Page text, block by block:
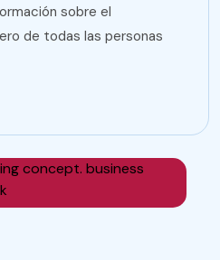
sobre el
de todas las personas